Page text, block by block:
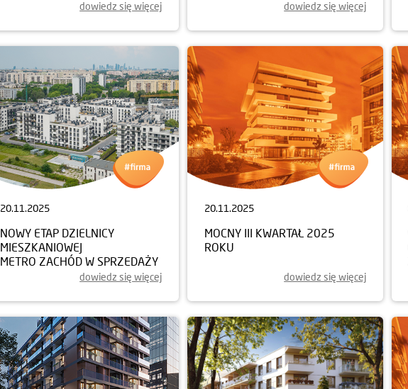
dowiedz się więcej dowiedz się więcej
20.11.2025
NOWY ETAP DZIELNICY
MIESZKANIOWEJ
METRO ZACHÓD W SPRZEDAŻY
dowiedz się więcej
20.11.2025
MOCNY III KWARTAŁ 2025
ROKU
dowiedz się więcej